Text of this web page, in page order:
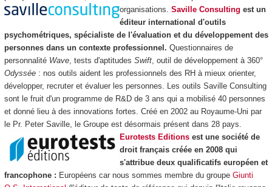
organisations. Saville Consulting est un
éditeur international d'outils
psychométriques, spécialiste de l'évaluation et du développement des
personnes dans un contexte professionnel. Questionnaires de
personnalité Wave, tests d'aptitudes Swift, outil de développement à 360°
Odyssée: nos outils aident les professionnels des RH à mieux orienter,
développer, recruter et évaluer les personnes. Les outils Saville Consulting
sont le fruit d'un programme de R&D de 3 ans qui a mobilisé 40 personnes
et donné lieu à des innovations fortes. Créé en 2002 au Royaume-Uni par
le Pr. Peter Saville, le Groupe est désormais présent dans 28 pays.
Eurotests Editions est une société de
droit français créée en 2008 qui
s'attribue deux qualificatifs européen et
francophone : Européens car nous sommes membre du groupe Giunti